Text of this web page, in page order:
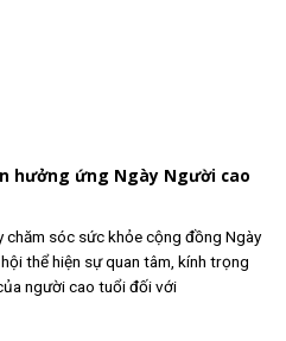
hưởng ứng Ngày Người cao
sóc sức khỏe cộng đồng Ngày
thể hiện sự quan tâm, kính trọng
người cao tuổi đối với